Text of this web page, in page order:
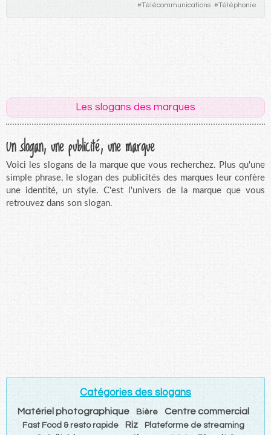
#Télécommunications #Téléphonie
Les slogans des marques
Un slogan, une publicité, une marque
Voici les slogans de la marque que vous recherchez. Plus qu'une
simple phrase, le slogan des publicités des marques leur confère
une identité, un style. C'est l'univers de la marque que vous
retrouvez dans son slogan.
Catégories des slogans
Matériel photographique Bière Centre commercial
Fast Food & resto rapide Riz Plateforme de streaming